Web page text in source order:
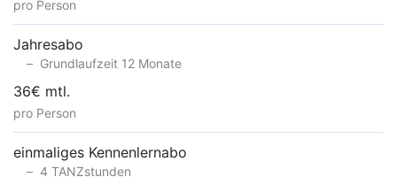
pro Person
Jahresabo
Grundlaufzeit 12 Monate
36€ mtl.
pro Person
einmaliges Kennenlernabo
4 TANZstunden